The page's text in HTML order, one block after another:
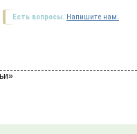
Есть вопросы. Напишите нам.